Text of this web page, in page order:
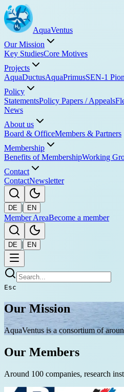
AquaVentus
Our Mission
Key StudiesCore Motives
Projects
AquaDuctusAquaPrimusSEN-1
Policy
StatementsPolicy Papers / Appeals
News
About us
Board & OfficeMembers & Partners
Membership
Benefits of MembershipWorking
Contact
ContactNewsletter
DE | EN
Member AreaBecome a member
DE | EN
Esc
Our Mission
AquaVentus is a consortium of
Our Members
Around 100 companies, research